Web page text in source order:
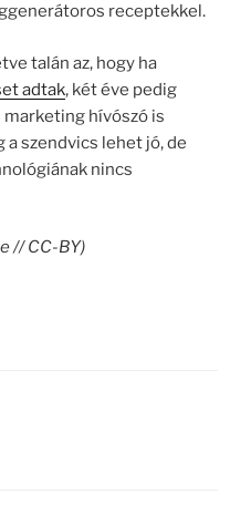
receptekkel.
talán az, hogy ha
adtak, két éve pedig
marketing hívószó is
szendvics lehet jó, de
nincs
// CC-BY)